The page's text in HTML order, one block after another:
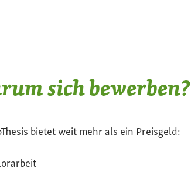
sich bewerben?
bietet weit mehr als ein Preisgeld: